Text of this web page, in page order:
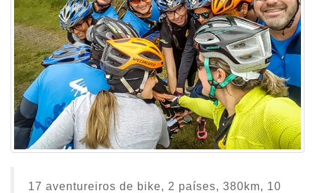
17 aventureiros de bike, 2 países, 380km, 10